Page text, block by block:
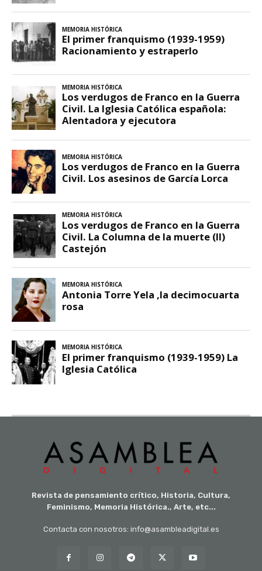
Revista de pensamiento crítico, Historia, Cultura,
Feminismo, Memoria Histórica., Arte, etc...
Contacta con nosotros: info@asambleadigital.es